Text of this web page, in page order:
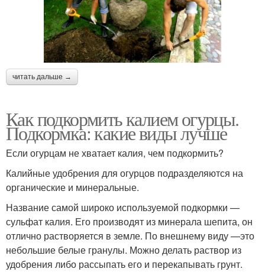
читать дальше →
Как подкормить калием огурцы.
Подкормка: какие виды лучше
Если огурцам не хватает калия, чем подкормить?
Калийные удобрения для огурцов подразделяются на
органические и минеральные.
Название самой широко используемой подкормки —
сульфат калия. Его производят из минерала шепита, он
отлично растворяется в земле. По внешнему виду —это
небольшие белые гранулы. Можно делать раствор из
удобрения либо рассыпать его и перекапывать грунт.